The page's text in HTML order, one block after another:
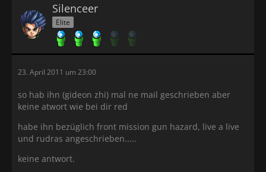
Silenceer
Elite
23. April 2011 um 23:00
so hab ihn (gideon zhi) mal ne mail geschrieben aber
keine atwort wie bei dir red
habe ihn bezüglich front mission gun hazard, live a live
und rudras angeschrieben.....
keine antwort.